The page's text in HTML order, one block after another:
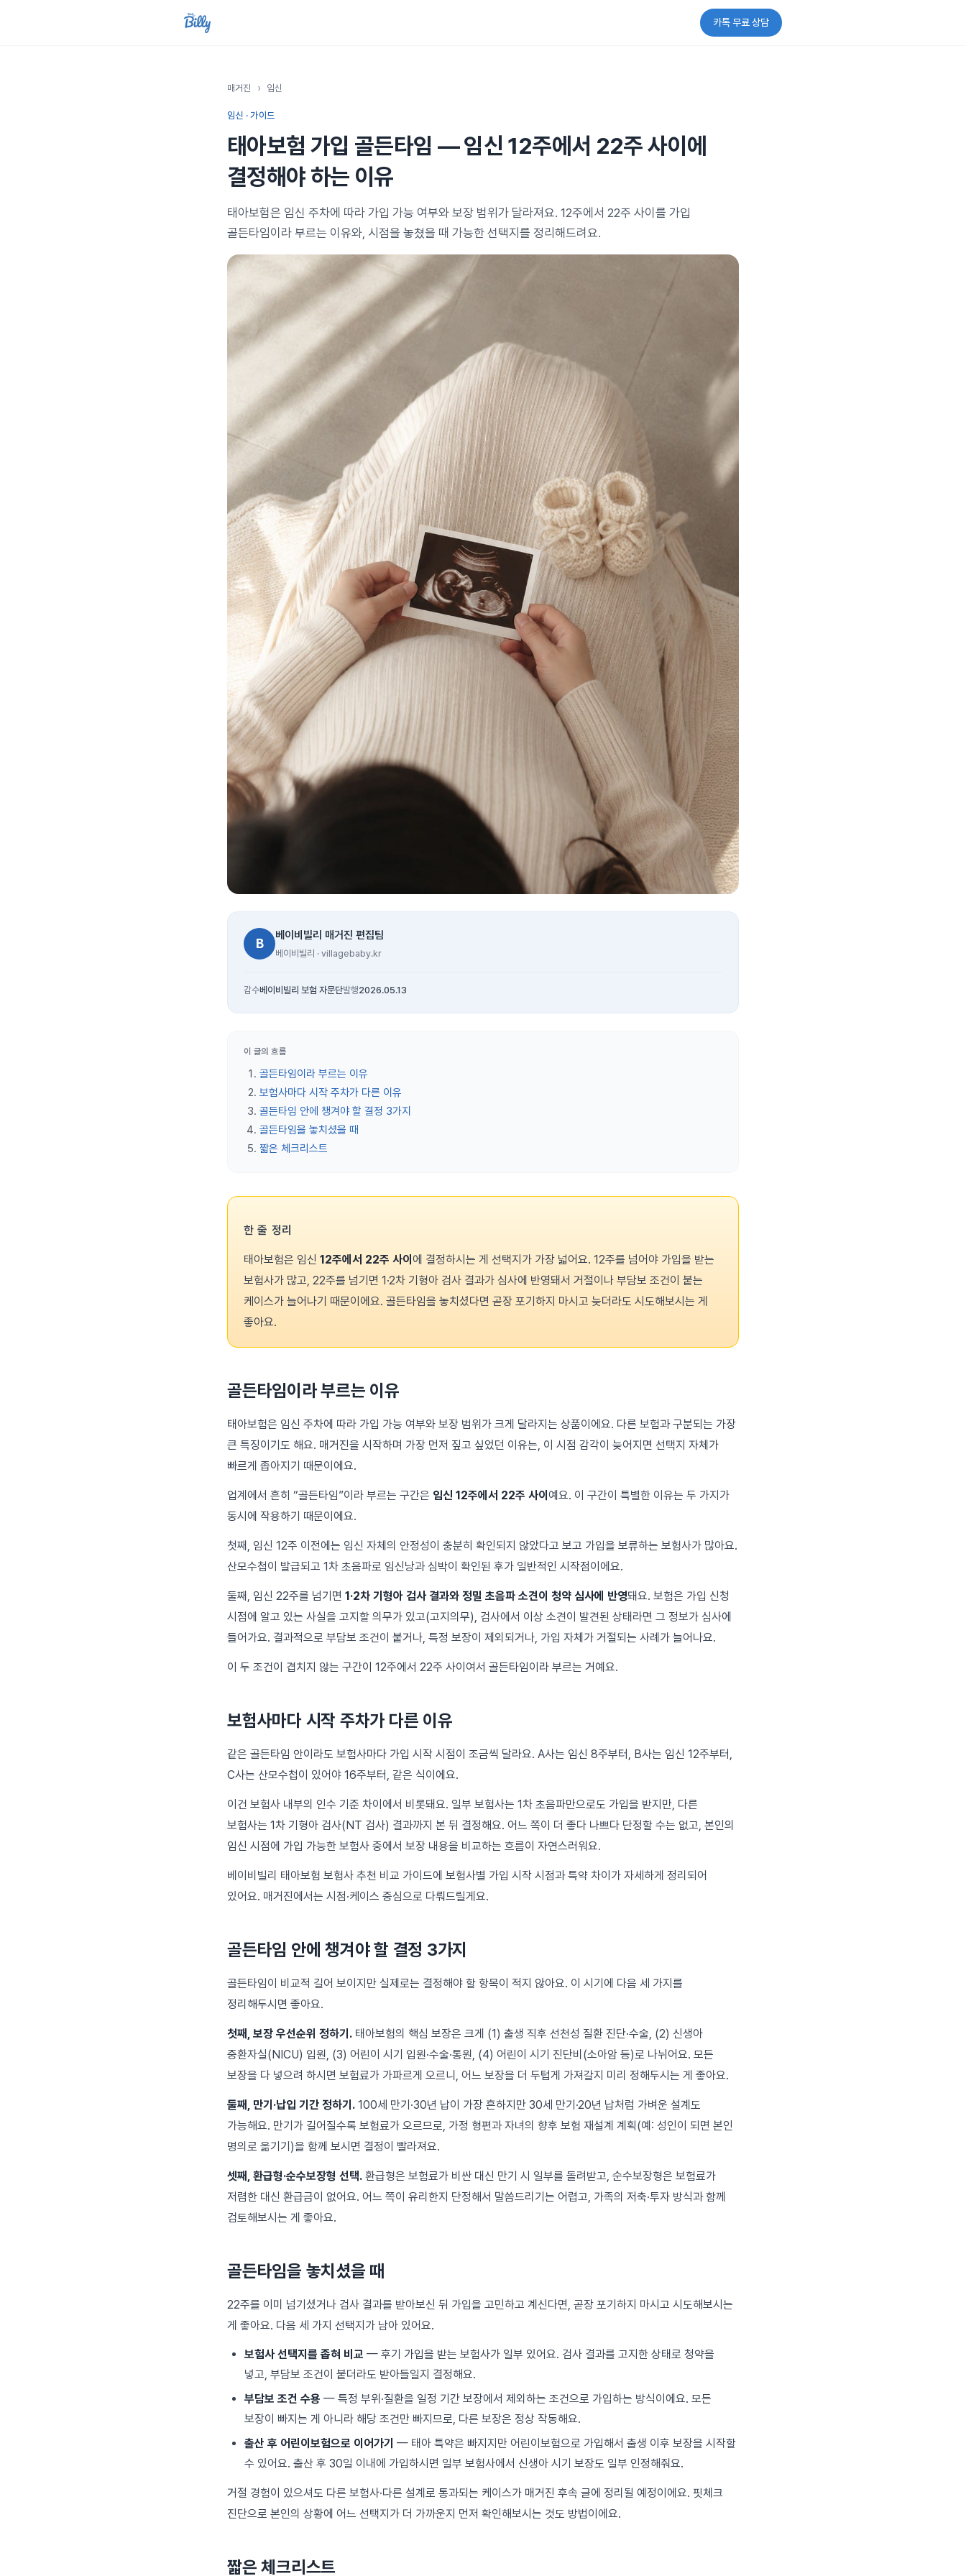
카톡 무료 상담
매거진 › 임신
임신 · 가이드
태아보험 가입 골든타임 — 임신 12주에서 22주 사이에
결정해야 하는 이유
태아보험은 임신 주차에 따라 가입 가능 여부와 보장 범위가 달라져요. 12주에서 22주 사이를 가입
골든타임이라 부르는 이유와, 시점을 놓쳤을 때 가능한 선택지를 정리해드려요.
B
베이비빌리 매거진 편집팀
베이비빌리 · villagebaby.kr
감수베이비빌리 보험 자문단발행2026.05.13
이 글의 흐름
골든타임이라 부르는 이유
보험사마다 시작 주차가 다른 이유
골든타임 안에 챙겨야 할 결정 3가지
골든타임을 놓치셨을 때
짧은 체크리스트
한 줄 정리
태아보험은 임신 12주에서 22주 사이 에 결정하시는 게 선택지가 가장 넓어요. 12주를 넘어야 가입을 받는
보험사가 많고, 22주를 넘기면 1·2차 기형아 검사 결과가 심사에 반영돼서 거절이나 부담보 조건이 붙는
케이스가 늘어나기 때문이에요. 골든타임을 놓치셨다면 곧장 포기하지 마시고 늦더라도 시도해보시는 게
좋아요.
골든타임이라 부르는 이유
태아보험은 임신 주차에 따라 가입 가능 여부와 보장 범위가 크게 달라지는 상품이에요. 다른 보험과 구분되는 가장
큰 특징이기도 해요. 매거진을 시작하며 가장 먼저 짚고 싶었던 이유는, 이 시점 감각이 늦어지면 선택지 자체가
빠르게 좁아지기 때문이에요.
업계에서 흔히 “골든타임”이라 부르는 구간은 임신 12주에서 22주 사이 예요. 이 구간이 특별한 이유는 두 가지가
동시에 작용하기 때문이에요.
첫째, 임신 12주 이전에는 임신 자체의 안정성이 충분히 확인되지 않았다고 보고 가입을 보류하는 보험사가 많아요.
산모수첩이 발급되고 1차 초음파로 임신낭과 심박이 확인된 후가 일반적인 시작점이에요.
둘째, 임신 22주를 넘기면 1·2차 기형아 검사 결과와 정밀 초음파 소견이 청약 심사에 반영돼요. 보험은 가입 신청
시점에 알고 있는 사실을 고지할 의무가 있고(고지의무), 검사에서 이상 소견이 발견된 상태라면 그 정보가 심사에
들어가요. 결과적으로 부담보 조건이 붙거나, 특정 보장이 제외되거나, 가입 자체가 거절되는 사례가 늘어나요.
이 두 조건이 겹치지 않는 구간이 12주에서 22주 사이여서 골든타임이라 부르는 거예요.
보험사마다 시작 주차가 다른 이유
같은 골든타임 안이라도 보험사마다 가입 시작 시점이 조금씩 달라요. A사는 임신 8주부터, B사는 임신 12주부터,
C사는 산모수첩이 있어야 16주부터, 같은 식이에요.
이건 보험사 내부의 인수 기준 차이에서 비롯돼요. 일부 보험사는 1차 초음파만으로도 가입을 받지만, 다른
보험사는 1차 기형아 검사(NT 검사) 결과까지 본 뒤 결정해요. 어느 쪽이 더 좋다 나쁘다 단정할 수는 없고, 본인의
임신 시점에 가입 가능한 보험사 중에서 보장 내용을 비교하는 흐름이 자연스러워요.
베이비빌리 태아보험 보험사 추천 비교 가이드에 보험사별 가입 시작 시점과 특약 차이가 자세하게 정리되어
있어요. 매거진에서는 시점·케이스 중심으로 다뤄드릴게요.
골든타임 안에 챙겨야 할 결정 3가지
골든타임이 비교적 길어 보이지만 실제로는 결정해야 할 항목이 적지 않아요. 이 시기에 다음 세 가지를
정리해두시면 좋아요.
첫째, 보장 우선순위 정하기. 태아보험의 핵심 보장은 크게 (1) 출생 직후 선천성 질환 진단·수술, (2) 신생아
중환자실(NICU) 입원, (3) 어린이 시기 입원·수술·통원, (4) 어린이 시기 진단비(소아암 등)로 나뉘어요. 모든
보장을 다 넣으려 하시면 보험료가 가파르게 오르니, 어느 보장을 더 두텁게 가져갈지 미리 정해두시는 게 좋아요.
둘째, 만기·납입 기간 정하기. 100세 만기·30년 납이 가장 흔하지만 30세 만기·20년 납처럼 가벼운 설계도
가능해요. 만기가 길어질수록 보험료가 오르므로, 가정 형편과 자녀의 향후 보험 재설계 계획(예: 성인이 되면 본인
명의로 옮기기)을 함께 보시면 결정이 빨라져요.
셋째, 환급형·순수보장형 선택. 환급형은 보험료가 비싼 대신 만기 시 일부를 돌려받고, 순수보장형은 보험료가
저렴한 대신 환급금이 없어요. 어느 쪽이 유리한지 단정해서 말씀드리기는 어렵고, 가족의 저축·투자 방식과 함께
검토해보시는 게 좋아요.
골든타임을 놓치셨을 때
22주를 이미 넘기셨거나 검사 결과를 받아보신 뒤 가입을 고민하고 계신다면, 곧장 포기하지 마시고 시도해보시는
게 좋아요. 다음 세 가지 선택지가 남아 있어요.
보험사 선택지를 좁혀 비교 — 후기 가입을 받는 보험사가 일부 있어요. 검사 결과를 고지한 상태로 청약을
넣고, 부담보 조건이 붙더라도 받아들일지 결정해요.
부담보 조건 수용 — 특정 부위·질환을 일정 기간 보장에서 제외하는 조건으로 가입하는 방식이에요. 모든
보장이 빠지는 게 아니라 해당 조건만 빠지므로, 다른 보장은 정상 작동해요.
출산 후 어린이보험으로 이어가기 — 태아 특약은 빠지지만 어린이보험으로 가입해서 출생 이후 보장을 시작할
수 있어요. 출산 후 30일 이내에 가입하시면 일부 보험사에서 신생아 시기 보장도 일부 인정해줘요.
거절 경험이 있으셔도 다른 보험사·다른 설계로 통과되는 케이스가 매거진 후속 글에 정리될 예정이에요. 핏체크
진단으로 본인의 상황에 어느 선택지가 더 가까운지 먼저 확인해보시는 것도 방법이에요.
짧은 체크리스트